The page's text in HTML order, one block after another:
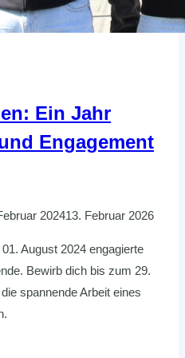
Ein Jahr
Engagement
202413. Februar 2026
August 2024 engagierte
Bewirb dich bis zum 29.
spannende Arbeit eines